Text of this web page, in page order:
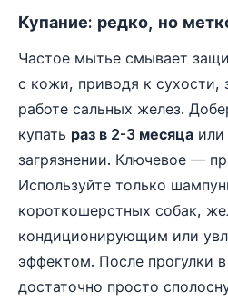
Купание: редко, но
Частое мытье смывает
с кожи, приводя к сухости,
работе сальных желез.
купать раз в 2-3 месяца
загрязнении. Ключевое —
Используйте только
короткошерстных собак,
кондиционирующим или
эффектом. После прогулки
достаточно просто